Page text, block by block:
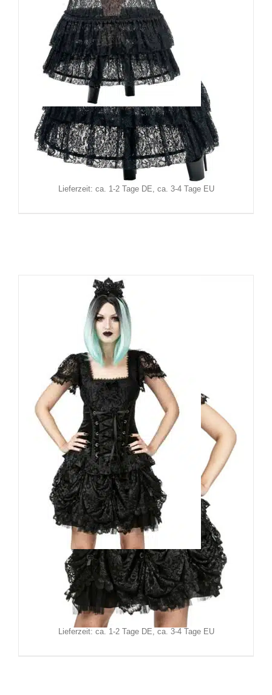
Sinister Rock Heilica
119,90€
Inkl. MwSt.
zzgl.
Versand
Lieferzeit: ca. 1-2 Tage DE, ca. 3-4 Tage EU
Sinister Minirock Lovis
94,90 €
Inkl. MwSt.
zzgl.Versand
Lieferzeit: ca. 1-2 Tage DE, ca. 3-4 Tage EU